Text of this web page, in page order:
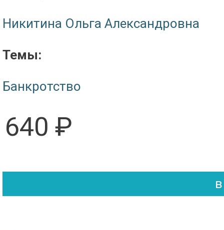
Никитина Ольга Александровна
Темы:
Банкротство
640 ₽